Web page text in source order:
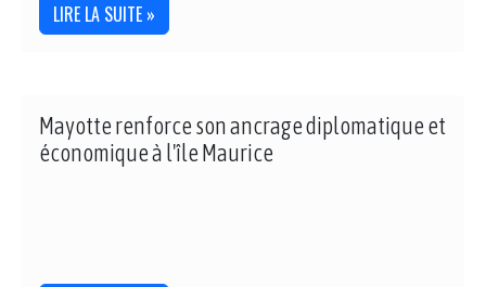
LIRE LA SUITE »
Mayotte renforce son ancrage diplomatique et
économique à l'île Maurice